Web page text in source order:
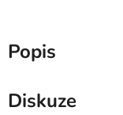
Popis
Diskuze